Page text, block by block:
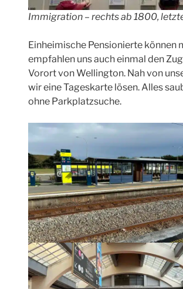
Immigration – rechts ab 1800,
Einheimische Pensionierte können
empfahlen uns auch einmal den
Vorort von Wellington. Nah von
wir eine Tageskarte lösen. Alles
ohne Parkplatzsuche.